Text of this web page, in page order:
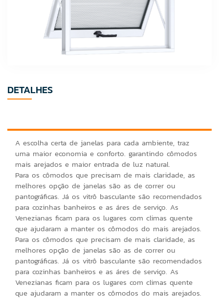
DETALHES
A escolha certa de janelas para cada ambiente, traz
uma maior economia e conforto. garantindo cômodos
mais arejados e maior entrada de luz natural.
Para os cômodos que precisam de mais claridade, as
melhores opção de janelas são as de correr ou
pantográficas. Já os vitrô basculante são recomendados
para cozinhas banheiros e as áres de serviço. As
Venezianas ficam para os lugares com climas quente
que ajudaram a manter os cômodos do mais arejados.
Para os cômodos que precisam de mais claridade, as
melhores opção de janelas são as de correr ou
pantográficas. Já os vitrô basculante são recomendados
para cozinhas banheiros e as áres de serviço. As
Venezianas ficam para os lugares com climas quente
que ajudaram a manter os cômodos do mais arejados.